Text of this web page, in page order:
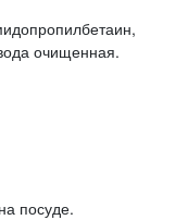
очищенная.
посуде.